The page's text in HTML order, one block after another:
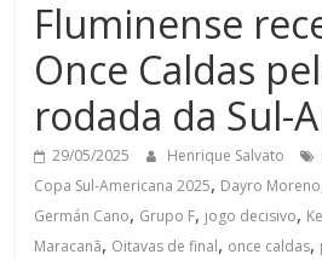
Fluminense
Once Caldas
rodada da Sul-
29/05/2025 Henrique Salvato
Copa Sul-Americana 2025, Dayro Moreno
Germán Cano, Grupo F, jogo decisivo,
Maracanã, Oitavas de final, once caldas,